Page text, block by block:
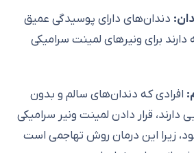
دندان‌های دارای پوسیدگی عمیق
دارند برای ونیرهای لمینت سرامیکی
افرادی که دندان‌های سالم و بدون
دارند، قرار دادن لمینت ونیر سرامیکی
زیرا این درمان روش تهاجمی است